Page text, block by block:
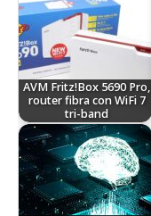
AVM Fritz!Box 5690 Pro,
router fibra con WiFi 7
tri-band